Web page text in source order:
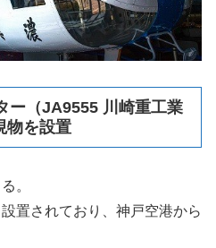
ー（JA9555 川崎重工業
物を設置
。
置されており、神戸空港から